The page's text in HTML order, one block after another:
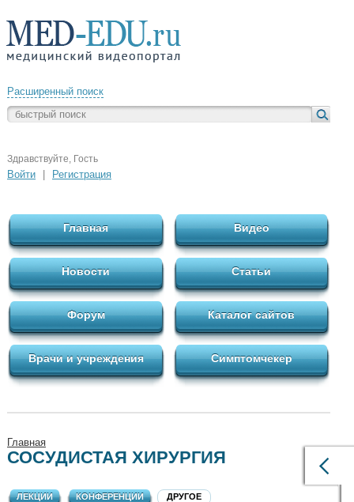
Расширенный поиск
Здравствуйте, Гость
Войти Регистрация
Главная Видео
Новости Статьи
Форум Каталог сайтов
Врачи и учреждения Симптомчекер
Главная
СОСУДИСТАЯ ХИРУРГИЯ
ЛЕКЦИИ КОНФЕРЕНЦИИ ДРУГОЕ